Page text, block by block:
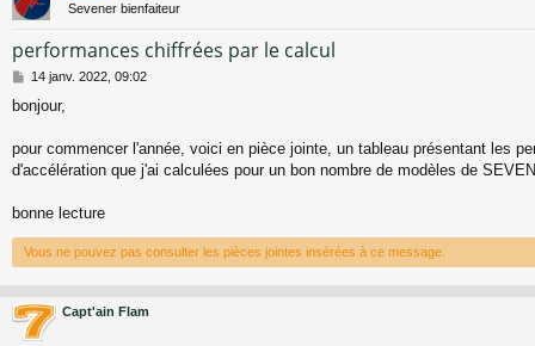
Sevener bienfaiteur
performances chiffrées par le calcul
M
s
a
g
14 janv. 2022, 09:02
bonjour,
pour commencer l'année, voici en pièce jointe, un tableau présentant les
d'accélération que j'ai calculées pour un bon nombre de modèles de
bonne lecture
Vous ne pouvez pas consulter les pièces jointes insérées à ce message.
Capt'ain Flam